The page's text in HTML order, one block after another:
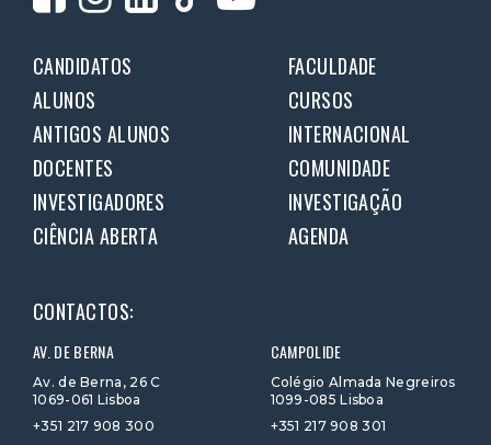
CANDIDATOS
FACULDADE
ALUNOS
CURSOS
ANTIGOS ALUNOS
INTERNACIONAL
DOCENTES
COMUNIDADE
INVESTIGADORES
INVESTIGAÇÃO
CIÊNCIA ABERTA
AGENDA
CONTACTOS:
AV. DE BERNA
Av. de Berna, 26 C
1069-061 Lisboa
+351 217 908 300
CAMPOLIDE
Colégio Almada Negreiros
1099-085 Lisboa
+351 217 908 301